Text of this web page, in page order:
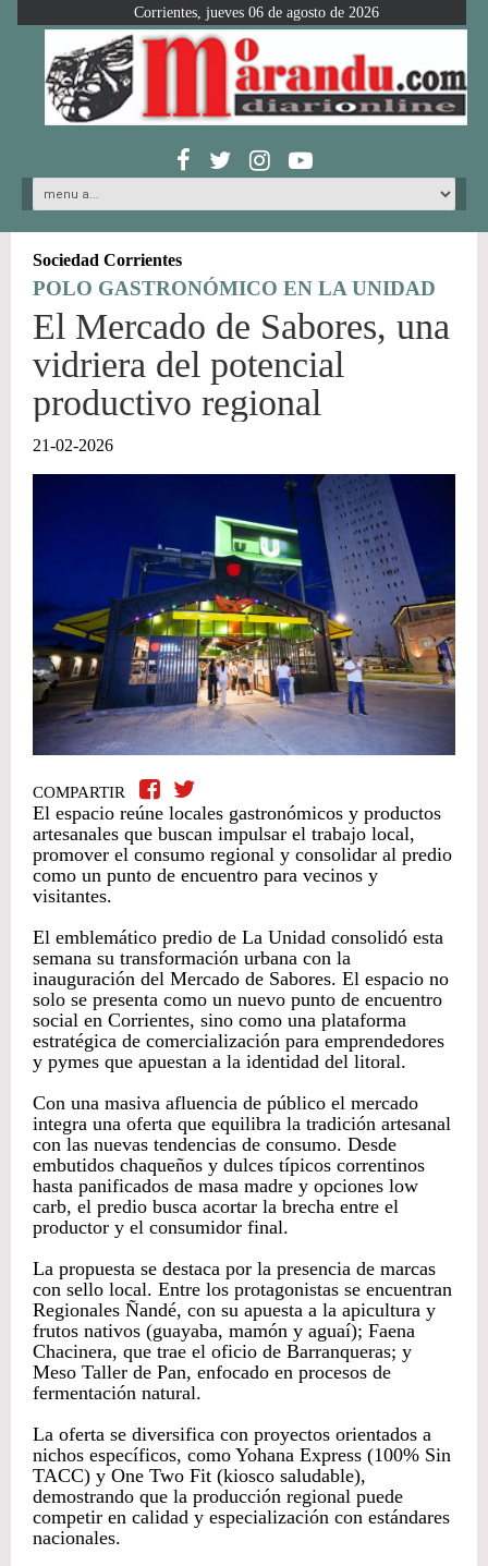
Corrientes, jueves 06 de agosto de 2026
Sociedad Corrientes
POLO GASTRONÓMICO EN LA UNIDAD
El Mercado de Sabores, una
vidriera del potencial
productivo regional
21-02-2026
COMPARTIR
El espacio reúne locales gastronómicos y productos
artesanales que buscan impulsar el trabajo local,
promover el consumo regional y consolidar al predio
como un punto de encuentro para vecinos y
visitantes.
El emblemático predio de La Unidad consolidó esta
semana su transformación urbana con la
inauguración del Mercado de Sabores. El espacio no
solo se presenta como un nuevo punto de encuentro
social en Corrientes, sino como una plataforma
estratégica de comercialización para emprendedores
y pymes que apuestan a la identidad del litoral.
Con una masiva afluencia de público el mercado
integra una oferta que equilibra la tradición artesanal
con las nuevas tendencias de consumo. Desde
embutidos chaqueños y dulces típicos correntinos
hasta panificados de masa madre y opciones low
carb, el predio busca acortar la brecha entre el
productor y el consumidor final.
La propuesta se destaca por la presencia de marcas
con sello local. Entre los protagonistas se encuentran
Regionales Ñandé, con su apuesta a la apicultura y
frutos nativos (guayaba, mamón y aguaí); Faena
Chacinera, que trae el oficio de Barranqueras; y
Meso Taller de Pan, enfocado en procesos de
fermentación natural.
La oferta se diversifica con proyectos orientados a
nichos específicos, como Yohana Express (100% Sin
TACC) y One Two Fit (kiosco saludable),
demostrando que la producción regional puede
competir en calidad y especialización con estándares
nacionales.